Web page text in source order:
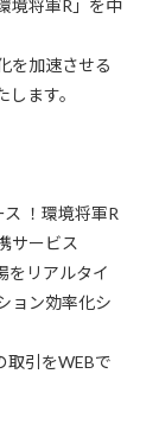
境将軍R」を中
を加速させる
ます。
！環境将軍R
サービス
をリアルタイ
ョン効率化シ
取引をWEBで